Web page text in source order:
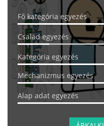
Fő kategória egyezés
Család egyezés
Kategória egyezés
Mechanizmus egyezés
Alap adat egyezés